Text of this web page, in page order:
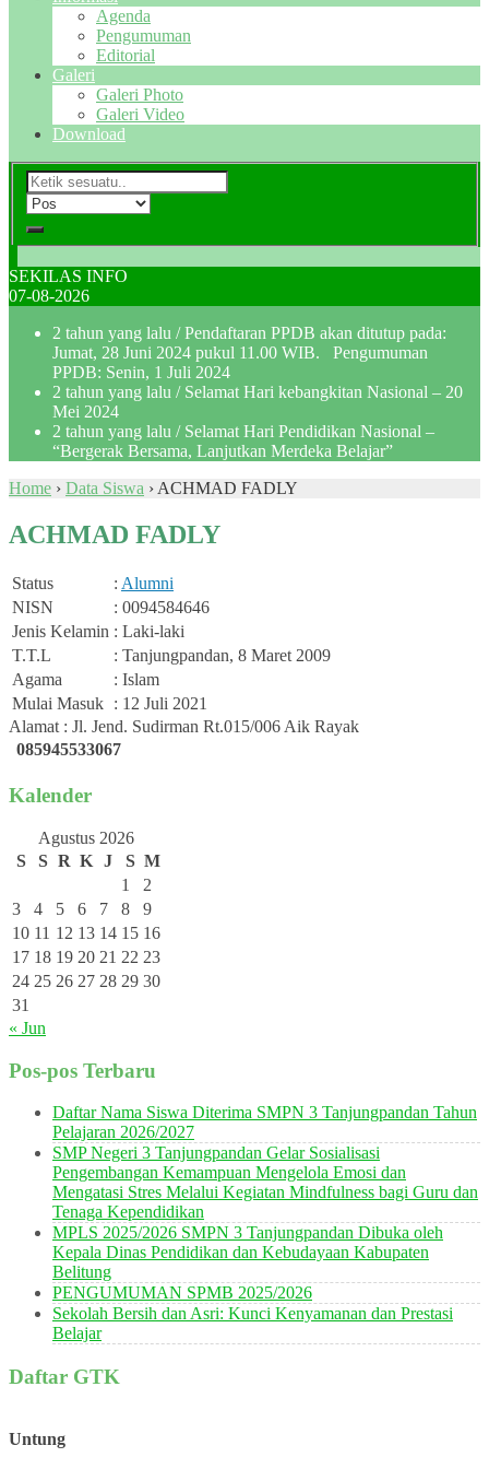
Agenda
Pengumuman
Editorial
Galeri
Galeri Photo
Galeri Video
Download
SEKILAS INFO
07-08-2026
2 tahun yang lalu / Pendaftaran PPDB akan ditutup pada:
Jumat, 28 Juni 2024 pukul 11.00 WIB. Pengumuman
PPDB: Senin, 1 Juli 2024
2 tahun yang lalu / Selamat Hari kebangkitan Nasional – 20
Mei 2024
2 tahun yang lalu / Selamat Hari Pendidikan Nasional –
“Bergerak Bersama, Lanjutkan Merdeka Belajar”
Home › Data Siswa › ACHMAD FADLY
ACHMAD FADLY
Status : Alumni
NISN
: 0094584646
Jenis Kelamin : Laki-laki
T.T.L
: Tanjungpandan, 8 Maret 2009
Agama
: Islam
Mulai Masuk : 12 Juli 2021
Alamat : Jl. Jend. Sudirman Rt.015/006 Aik Rayak
085945533067
Kalender
Agustus 2026
S
S R K J S M
1
2
3
4 5 6 7 8
9
10 11 12 13 14 15 16
17 18 19 20 21 22 23
24 25 26 27 28 29 30
31
« Jun
Pos-pos Terbaru
Daftar Nama Siswa Diterima SMPN 3 Tanjungpandan Tahun
Pelajaran 2026/2027
SMP Negeri 3 Tanjungpandan Gelar Sosialisasi
Pengembangan Kemampuan Mengelola Emosi dan
Mengatasi Stres Melalui Kegiatan Mindfulness bagi Guru dan
Tenaga Kependidikan
MPLS 2025/2026 SMPN 3 Tanjungpandan Dibuka oleh
Kepala Dinas Pendidikan dan Kebudayaan Kabupaten
Belitung
PENGUMUMAN SPMB 2025/2026
Sekolah Bersih dan Asri: Kunci Kenyamanan dan Prestasi
Belajar
Daftar GTK
Untung